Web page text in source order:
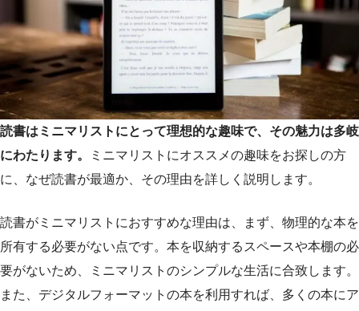
読書はミニマリストにとって理想的な趣味で、その魅力は多岐
にわたります。
ミニマリストにオススメの趣味をお探しの方
に、なぜ読書が最適か、その理由を詳しく説明します。
読書がミニマリストにおすすめな理由は、まず、物理的な本を
所有する必要がない点です。本を収納するスペースや本棚の必
要がないため、ミニマリストのシンプルな生活に合致します。
また、デジタルフォーマットの本を利用すれば、多くの本にア